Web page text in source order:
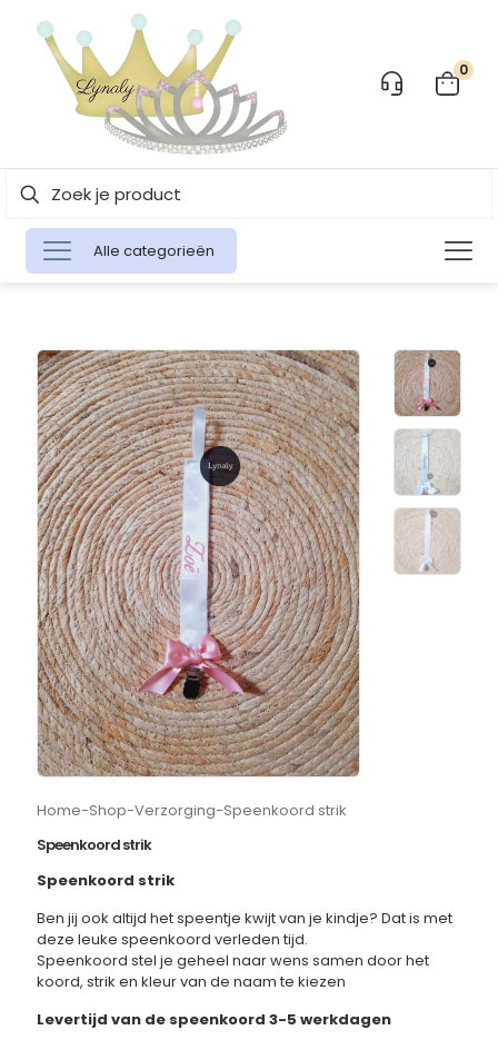
0
Alle categorieën
Home-Shop-Verzorging-Speenkoord strik
Speenkoord strik
Speenkoord strik
Ben jij ook altijd het speentje kwijt van je kindje? Dat is met
deze leuke speenkoord verleden tijd.
Speenkoord stel je geheel naar wens samen door het
koord, strik en kleur van de naam te kiezen
Levertijd van de speenkoord 3-5 werkdagen